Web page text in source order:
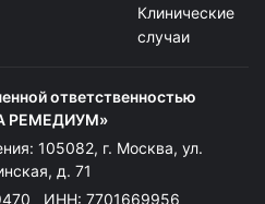
Клинические
случаи
ответственностью
РЕМЕДИУМ»
105082, г. Москва, ул.
д. 71
ИНН: 7701669956